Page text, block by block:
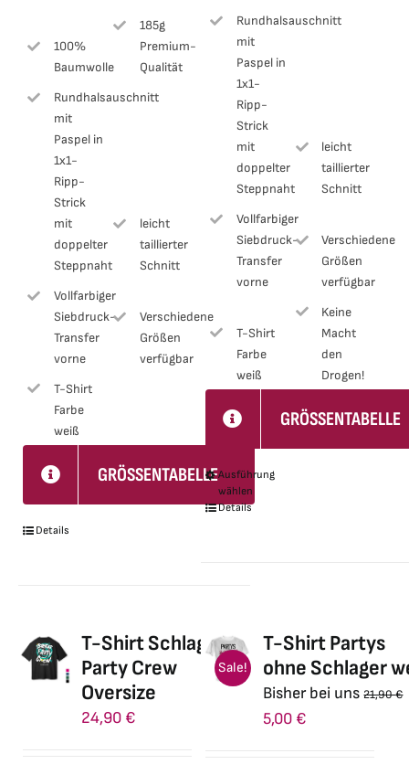
100%
Baumwolle
185g
Premium-
Qualität
Rundhalsauschnitt
mit
Paspel in
1x1-
Ripp-
Strick
mit
doppelter
Steppnaht
leicht
taillierter
Schnitt
Vollfarbiger
Siebdruck-
Transfer
vorne
Verschiedene
Größen
verfügbar
T-Shirt
Farbe
weiß
GRÖSSENTABELLE
Details
Rundhalsauschnitt
mit
Paspel in
1x1-
Ripp-
Strick
mit
doppelter
Steppnaht
leicht
taillierter
Schnitt
Vollfarbiger
Siebdruck-
Transfer
vorne
Verschiedene
Größen
verfügbar
T-Shirt
Farbe
weiß
Keine
Macht
den
Drogen!
GRÖSSENTABELLE
Ausführung
wählen
Die
Optionen
können
auf
Details
T-Shirt Schlager
Party Crew
Oversize
24,90 €
Sale!
T-Shirt Partys
ohne Schlager
Bisher bei uns 21,90€
Ursprünglicher
5,00 €Aktueller